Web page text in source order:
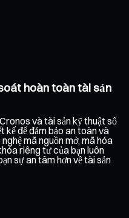
hoàn toàn tài sản
và tài sản kỹ thuật số
kế để đảm bảo an toàn và
mã nguồn mở, mã hóa
riêng tư của bạn luôn
sự an tâm hơn về tài sản